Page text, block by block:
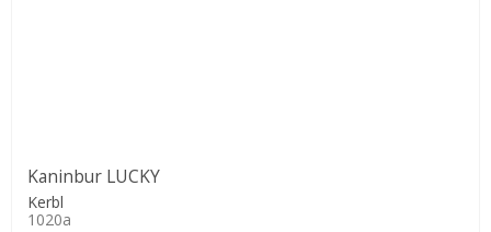
Kaninbur LUCKY
Kerbl
1020a